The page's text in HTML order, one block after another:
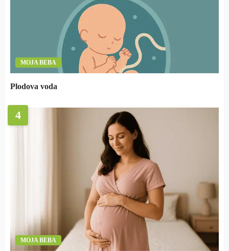
MOJA BEBA
Plodova voda
4
MOJA BEBA